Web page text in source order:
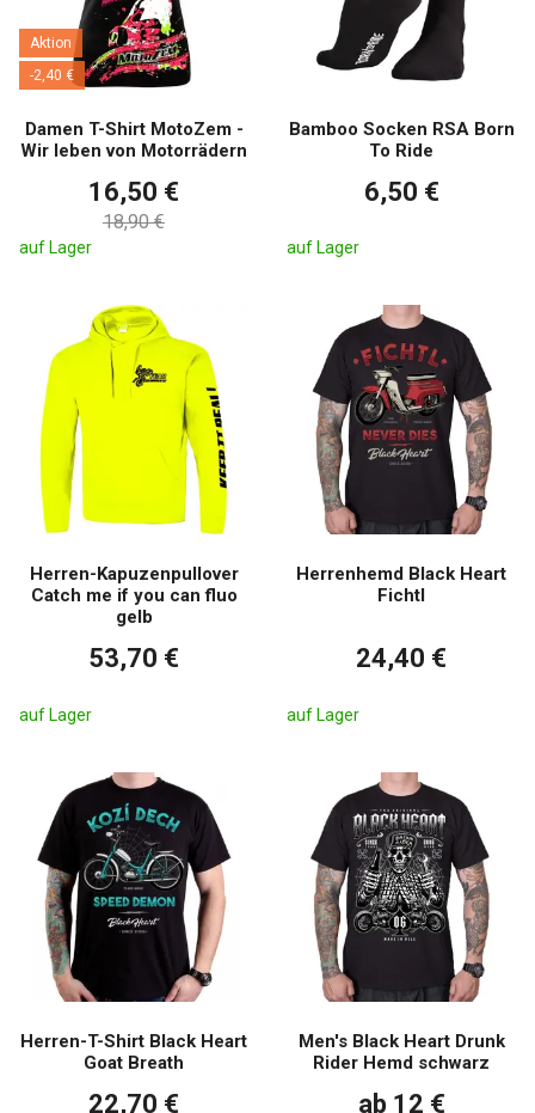
Aktion
-2,40 €
Damen T-Shirt MotoZem -
Wir leben von Motorrädern
16,50 €
18,90 €
auf Lager
Bamboo Socken RSA Born
To Ride
6,50 €
auf Lager
Herren-Kapuzenpullover
Catch me if you can fluo
gelb
53,70 €
auf Lager
Herrenhemd Black Heart
Fichtl
24,40 €
auf Lager
Herren-T-Shirt Black Heart
Goat Breath
22,70 €
Men's Black Heart Drunk
Rider Hemd schwarz
ab 12 €